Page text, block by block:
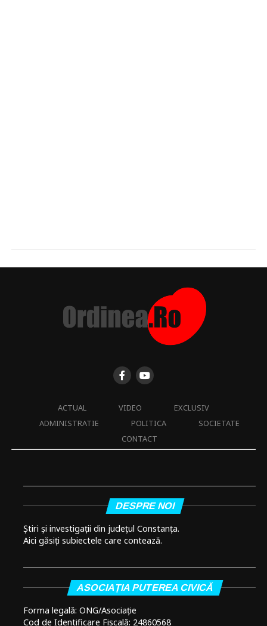
ACTUAL VIDEO
EXCLUSIV
ADMINISTRATIE
POLITICA
SOCIETATE
CONTACT
DESPRE NOI
Știri și investigații din județul Constanța.
Aici găsiți subiectele care contează.
ASOCIAȚIA PUTEREA CIVICĂ
Forma legală: ONG/Asociație
Cod de Identificare Fiscală: 24860568